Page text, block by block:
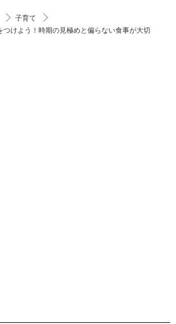
子育て
つけよう！時期の見極めと偏らない食事が大切